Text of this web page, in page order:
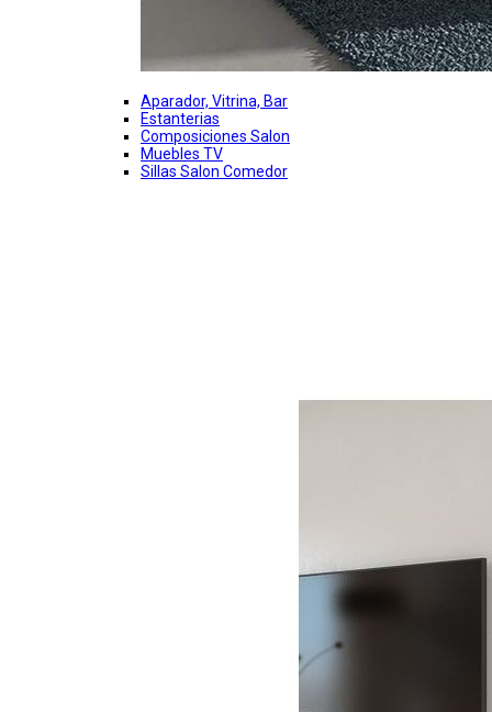
Aparador, Vitrina, Bar
Estanterias
Composiciones Salon
Muebles TV
Sillas Salon Comedor